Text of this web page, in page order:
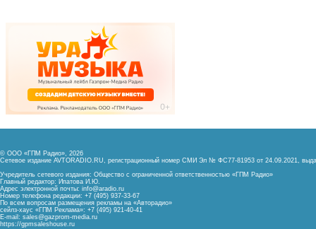
© ООО «ГПМ Радио», 2026
Сетевое издание AVTORADIO.RU, регистрационный номер СМИ Эл № ФС77-81953 от 24.09.2021,
Учредитель сетевого издания: Общество с ограниченной ответственностью «ГПМ Радио»
Главный редактор: Ипатова И.Ю.
Адрес электронной почты: info@aradio.ru
Номер телефона редакции: +7 (495) 937-33-67
По всем вопросам размещения рекламы на «Авторадио»
сейлз-хаус «ГПМ Реклама»: +7 (495) 921-40-41
E-mail: sales@gazprom-media.ru
https://gpmsaleshouse.ru